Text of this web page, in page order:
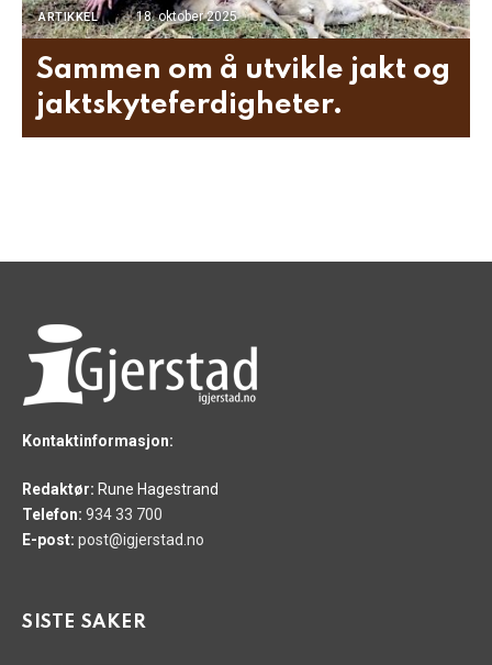
ARTIKKEL 18. oktober 2025
Sammen om å utvikle jakt og
jaktskyteferdigheter.
Kontaktinformasjon:
Redaktør: Rune Hagestrand
Telefon: 934 33 700
E-post: post@igjerstad.no
SISTE SAKER